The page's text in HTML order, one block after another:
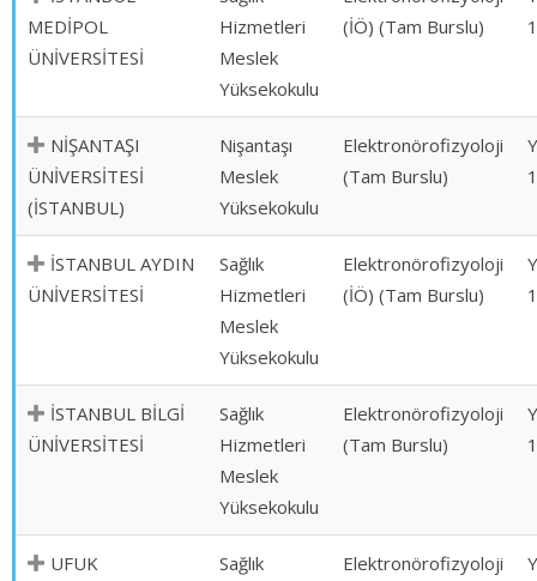
MEDİPOL
ÜNİVERSİTESİ
Hizmetleri
Meslek
Yüksekokulu
(İÖ) (Tam Burslu)
1
NİŞANTAŞI
ÜNİVERSİTESİ
(İSTANBUL)
Nişantaşı
Meslek
Yüksekokulu
Elektronörofizyoloji
(Tam Burslu)
1
İSTANBUL AYDIN
ÜNİVERSİTESİ
Sağlık
Hizmetleri
Meslek
Yüksekokulu
Elektronörofizyoloji
(İÖ) (Tam Burslu)
1
İSTANBUL BİLGİ
ÜNİVERSİTESİ
Sağlık
Hizmetleri
Meslek
Yüksekokulu
Elektronörofizyoloji
(Tam Burslu)
1
UFUK
Sağlık
Elektronörofizyoloji